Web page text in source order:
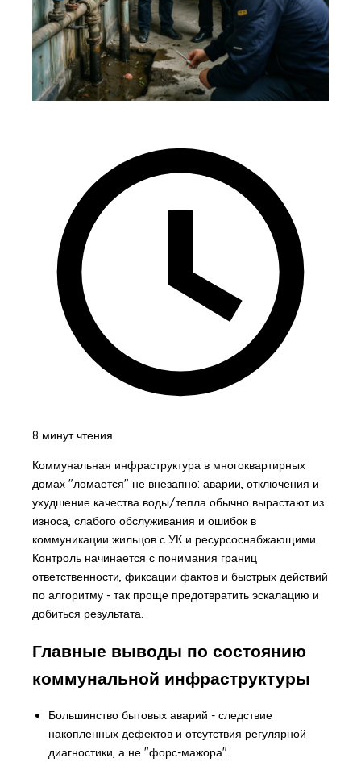
8 минут чтения
Коммунальная инфраструктура в многоквартирных
домах "ломается" не внезапно: аварии, отключения и
ухудшение качества воды/тепла обычно вырастают из
износа, слабого обслуживания и ошибок в
коммуникации жильцов с УК и ресурсоснабжающими.
Контроль начинается с понимания границ
ответственности, фиксации фактов и быстрых действий
по алгоритму - так проще предотвратить эскалацию и
добиться результата.
Главные выводы по состоянию
коммунальной инфраструктуры
Большинство бытовых аварий - следствие
накопленных дефектов и отсутствия регулярной
диагностики, а не "форс-мажора".